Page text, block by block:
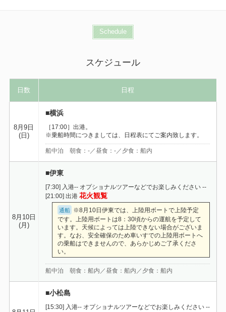
Schedule
スケジュール
日数 日程
8月9日
(日)
■横浜
［17:00］出港。
※乗船時間につきましては、日程表にてご案内致します。
船中泊 朝食：-／昼食：-／夕食：船内
8月10日
(月)
■伊東
[7:30] 入港-- オプショナルツアーなどでお楽しみください --
[21:00] 出港 花火観覧
通船 ※8月10日伊東では、上陸用ボートで上陸予定
です。上陸用ボートは8：30頃からの運航を予定して
います。天候によっては上陸できない場合がございま
す。なお、安全確保のため車いすでの上陸用ボートへ
の乗船はできませんので、あらかじめご了承くださ
い。
船中泊 朝食：船内／昼食：船内／夕食：船内
■小松島
[15:30] 入港-- オプショナルツアーなどでお楽しみください --